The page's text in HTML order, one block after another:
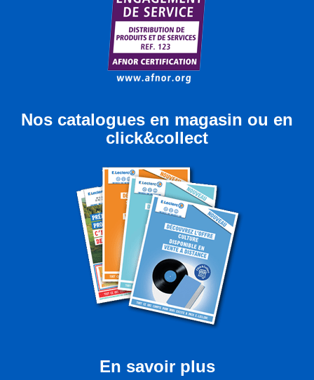
Nos catalogues en magasin ou en
click&collect
En savoir plus